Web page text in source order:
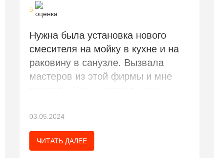
5
Нужна была установка нового
смесителя на мойку в кухне и на
раковину в санузле. Вызвала
мастеров из этой фирмы и мне
03.05.2024
ЧИТАТЬ ДАЛЕЕ